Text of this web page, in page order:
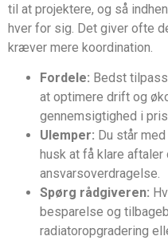
til at projektere, og så
hver for sig. Det giver ofte
kræver mere koordination.
Fordele: Bedst
at optimere drift og
gennemsigtighed i
Ulemper: Du står
husk at få klare aftaler
ansvarsoverdragelse.
Spørg rådgiveren:
besparelse og
radiatoropgradering